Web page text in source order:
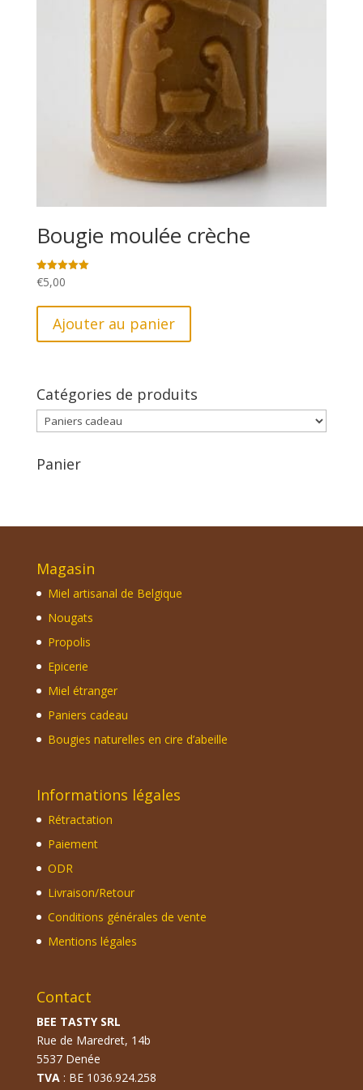
Bougie moulée crèche
Note
5.00
€5,00
Ajouter au panier
Catégories de produits
Panier
Magasin
Miel artisanal de Belgique
Nougats
Propolis
Epicerie
Miel étranger
Paniers cadeau
Bougies naturelles en cire d’abeille
Informations légales
Rétractation
Paiement
ODR
Livraison/Retour
Conditions générales de vente
Mentions légales
Contact
BEE TASTY SRL
Rue de Maredret, 14b
5537 Denée
TVA: BE 1036.924.258